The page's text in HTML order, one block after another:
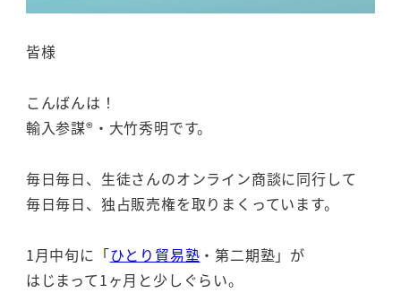
皆様
こんばんは！
輸入参謀®・大竹秀明です。
毎日毎日、生徒さんのオンライン商談に同行して
毎日毎日、独占販売権を取りまくっています。
1月中旬に「ひとり貿易塾 ・第二期塾」が
はじまって1ヶ月と少しぐらい。